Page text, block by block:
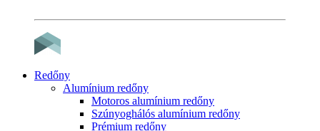
Redőny
Alumínium redőny
Motoros alumínium redőny
Szúnyoghálós alumínium redőny
Prémium redőny